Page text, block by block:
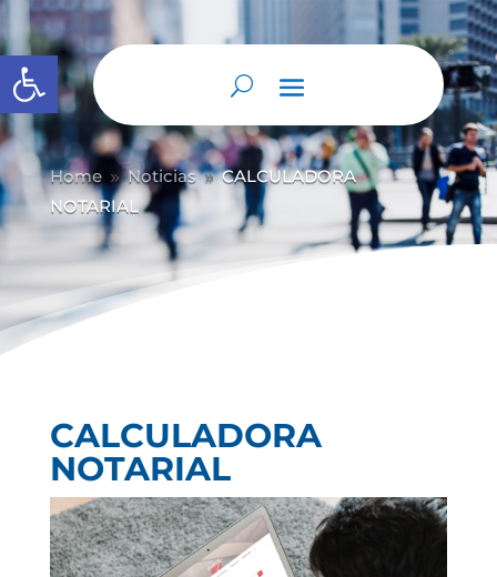
Abrir barra de herramientas
Home 9 Noticias 9 CALCULADORA
NOTARIAL
CALCULADORA
NOTARIAL